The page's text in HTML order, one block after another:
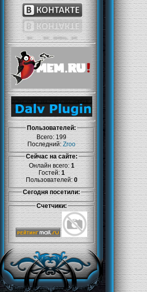
Пользователей:
Всего: 199
Последний:Zroo
Сейчас на сайте:
Онлайн всего:1
Гостей: 1
Пользователей:0
Сегодня посетили:
Счетчики: